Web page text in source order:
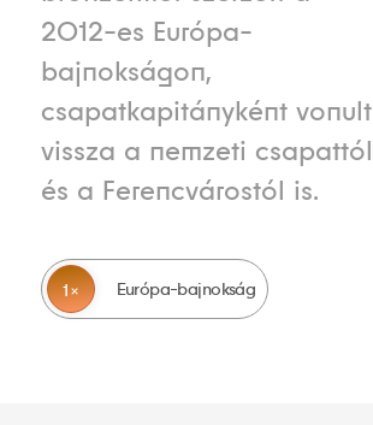
2012-es Európa-
bajnokságon,
csapatkapitányként vonult
vissza a nemzeti csapattól
és a Ferencvárostól is.
1 Európa-bajnokság